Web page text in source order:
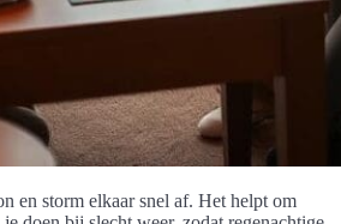
en storm elkaar snel af. Het helpt om